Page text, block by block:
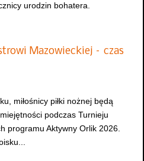
urodzin bohatera.
Mazowieckiej – czas
miłośnicy piłki nożnej będą
podczas Turnieju
programu Aktywny Orlik 2026.